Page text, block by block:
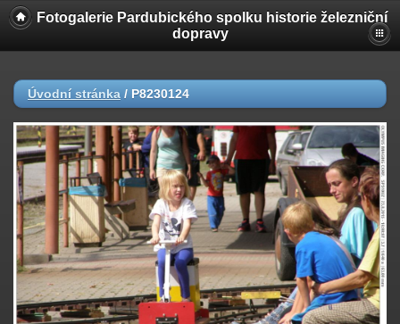
Fotogalerie Pardubického spolku historie železniční
dopravy
Úvodní stránka / P8230124